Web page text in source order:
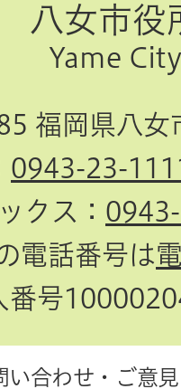
八女市役
Yame City
福岡県八女
0943-23-
クス：
電話番号は
番号
い合わせ・ご意